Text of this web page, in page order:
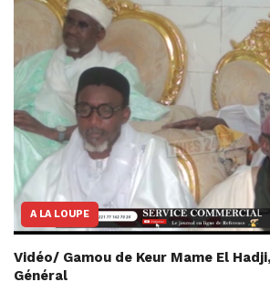
A LA LOUPE
Vidéo/ Gamou de Keur Mame El
Général